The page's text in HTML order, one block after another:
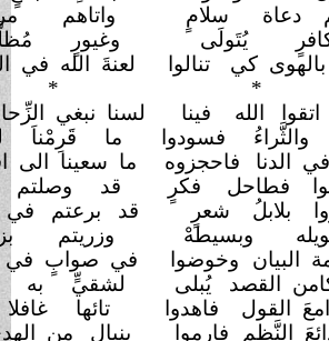
فينا
واتاهم مرهِّبا
بحديدهْ
وغيورٍ مُظلَّمٍ
لصمودهْ
لعنةَ الله في الورى ليهودهْ *
* *
لسنا نبغي الزِّحام فوق
صعيدهْ
ما قَرِمْناَ لمدحه وثريدهْ
ما سعينا الى اقتناص سُعودهْ
قد وصلتم قريبَه ببعيدهْ
قد برعتم في رملهومديدهْ
وزريتم بزيده
ولبيدهْ
في صوابٍ في غير ظلمعبيدهْ
لشقيٍّ به يُرى
وسعيدهْ
تائها غافلا الى
توحيدهْ
بنبالٍ من الهدى في ضديدهْ